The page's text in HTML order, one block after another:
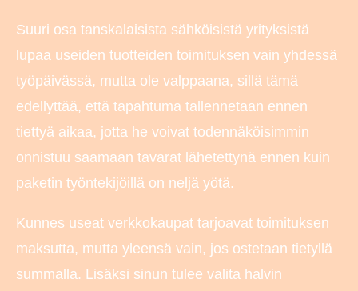
Suuri osa tanskalaisista sähköisistä yrityksistä
lupaa useiden tuotteiden toimituksen vain yhdessä
työpäivässä, mutta ole valppaana, sillä tämä
edellyttää, että tapahtuma tallennetaan ennen
tiettyä aikaa, jotta he voivat todennäköisimmin
onnistuu saamaan tavarat lähetettynä ennen kuin
paketin työntekijöillä on neljä yötä.
Kunnes useat verkkokaupat tarjoavat toimituksen
maksutta, mutta yleensä vain, jos ostetaan tietyllä
summalla. Lisäksi sinun tulee valita halvin